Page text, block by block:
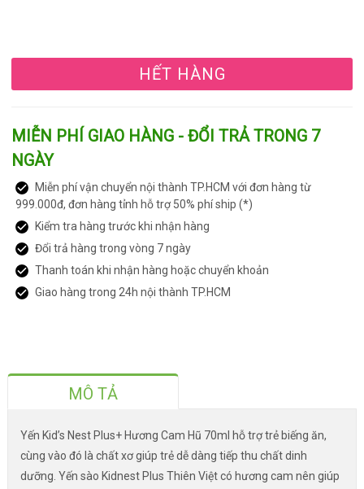
HẾT HÀNG
MIỄN PHÍ GIAO HÀNG - ĐỔI TRẢ TRONG 7
NGÀY
Miễn phí vận chuyển nội thành TP.HCM với đơn hàng từ
999.000đ, đơn hàng tỉnh hỗ trợ 50% phí ship (*)
Kiểm tra hàng trước khi nhận hàng
Đổi trả hàng trong vòng 7 ngày
Thanh toán khi nhận hàng hoặc chuyển khoản
Giao hàng trong 24h nội thành TP.HCM
MÔ TẢ
Yến Kid’s Nest Plus+ Hương Cam Hũ 70ml hỗ trợ trẻ biếng ăn,
cùng vào đó là chất xơ giúp trẻ dễ dàng tiếp thu chất dinh
dưỡng. Yến sào Kidnest Plus Thiên Việt có hương cam nên giúp